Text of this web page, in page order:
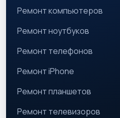
Ремонт компьютеров
Ремонт ноутбуков
Ремонт телефонов
Ремонт iPhone
Ремонт планшетов
Ремонт телевизоров